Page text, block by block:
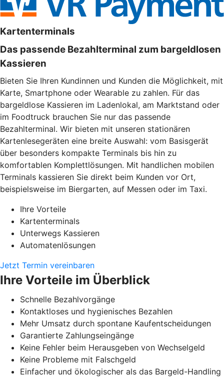
Kartenterminals
Das passende Bezahlterminal zum bargeldlosen
Kassieren
Bieten Sie Ihren Kundinnen und Kunden die Möglichkeit, mit
Karte, Smartphone oder Wearable zu zahlen. Für das
bargeldlose Kassieren im Ladenlokal, am Marktstand oder
im Foodtruck brauchen Sie nur das passende
Bezahlterminal. Wir bieten mit unseren stationären
Kartenlesegeräten eine breite Auswahl: vom Basisgerät
über besonders kompakte Terminals bis hin zu
komfortablen Komplettlösungen. Mit handlichen mobilen
Terminals kassieren Sie direkt beim Kunden vor Ort,
beispielsweise im Biergarten, auf Messen oder im Taxi.
Ihre Vorteile
Kartenterminals
Unterwegs Kassieren
Automatenlösungen
Jetzt Termin vereinbaren
Ihre Vorteile im Überblick
Schnelle Bezahlvorgänge
Kontaktloses und hygienisches Bezahlen
Mehr Umsatz durch spontane Kaufentscheidungen
Garantierte Zahlungseingänge
Keine Fehler beim Herausgeben von Wechselgeld
Keine Probleme mit Falschgeld
Einfacher und ökologischer als das Bargeld-Handling